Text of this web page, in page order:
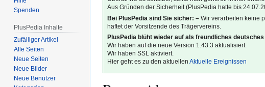
Aus Gründen der Sicherheit (PlusPedia hatte bis
Bei PlusPedia sind Sie sicher: – Wir verarbeiten keine
haftet der Vorsitzende des Trägervereins.
PlusPedia blüht wieder auf als freundliches
Wir haben auf die neue Version 1.43.3 aktualisiert.
Wir haben SSL aktiviert.
Hier geht es zu den aktuellenAktuelle Ereignissen
Spenden
PlusPedia Inhalte
Zufälliger Artikel
Alle Seiten
Neue Seiten
Neue Bilder
Neue Benutzer